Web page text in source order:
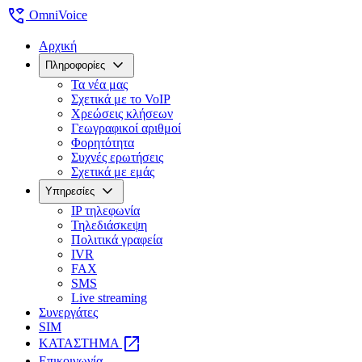
wifi_calling OmniVoice
Αρχική
Πληροφορίες expand_more
Τα νέα μας
Σχετικά με το VoIP
Χρεώσεις κλήσεων
Γεωγραφικοί αριθμοί
Φορητότητα
Συχνές ερωτήσεις
Σχετικά με εμάς
Υπηρεσίες expand_more
IP τηλεφωνία
Τηλεδιάσκεψη
Πολιτικά γραφεία
IVR
FAX
SMS
Live streaming
Συνεργάτες
SIM
ΚΑΤΑΣΤΗΜΑ open_in_new